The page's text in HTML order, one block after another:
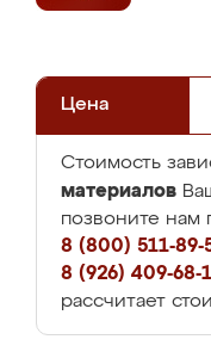
Цена
Стоимость
материалов
позвоните нам
8 (800) 511-89-
8 (926) 409-68-
рассчитает